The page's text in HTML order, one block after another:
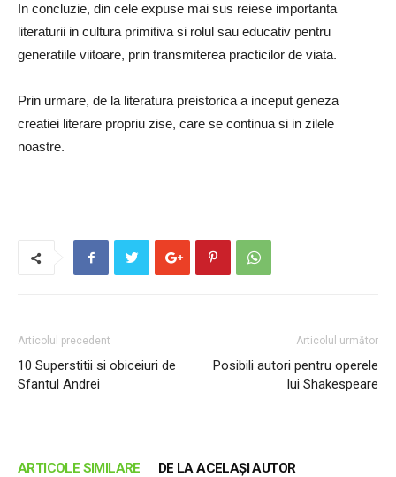
In concluzie, din cele expuse mai sus reiese importanta
literaturii in cultura primitiva si rolul sau educativ pentru
generatiile viitoare, prin transmiterea practicilor de viata.
Prin urmare, de la literatura preistorica a inceput geneza
creatiei literare propriu zise, care se continua si in zilele
noastre.
Articolul precedent
10 Superstitii si obiceiuri de
Sfantul Andrei
Articolul următor
Posibili autori pentru operele
lui Shakespeare
ARTICOLE SIMILARE DE LA ACELAȘI AUTOR